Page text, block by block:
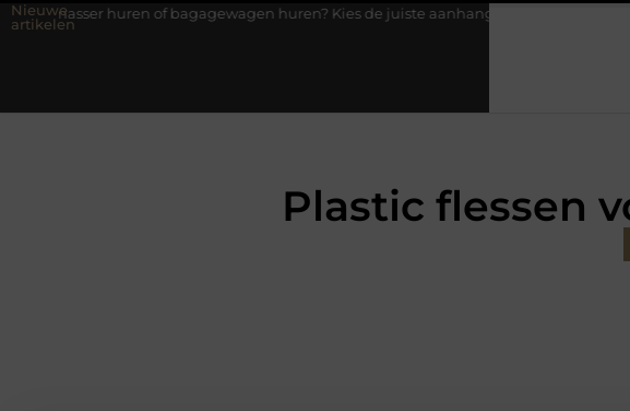
Nieuwe
artikelen
of bagagewagen huren? Kies de juiste aanhanger voor jouw klus
Plastic flessen